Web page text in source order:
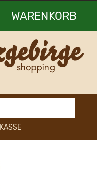
WARENKORB
Ihr Warenkorb ist leer.
KASSE